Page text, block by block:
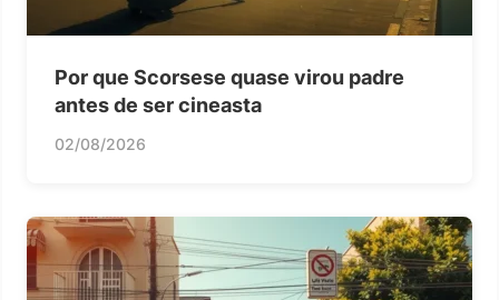
Por que Scorsese quase virou padre
antes de ser cineasta
02/08/2026